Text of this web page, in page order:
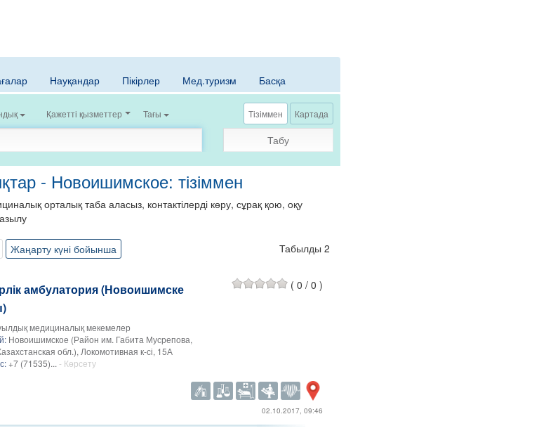
Науқандар Пікірлер Мед.туризм Басқа
Қажетті қызметтер Тағы Тізіммен Картада
Табу
- Новоишимское: тізіммен
орталық таба аласыз, контактілерді көру, сұрақ қою, оқу
Жаңарту күні бойынша Табылды 2
амбулатория (Новоишимске
медициналық мекемелер
Новоишимское (Район им. Габита Мусрепова,
обл.), Локомотивная к-сі, 15А
+7 (71535)... - Көрсету
( 0 / 0 )
02.10.2017, 09:46